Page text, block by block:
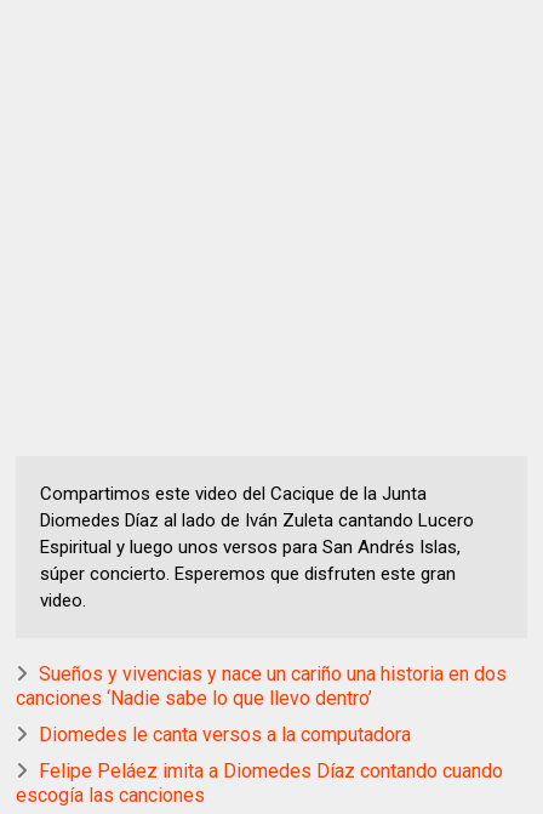
Compartimos este video del Cacique de la Junta
Diomedes Díaz al lado de Iván Zuleta cantando Lucero
Espiritual y luego unos versos para San Andrés Islas,
súper concierto. Esperemos que disfruten este gran
video.
Sueños y vivencias y nace un cariño una historia en dos
canciones ‘Nadie sabe lo que llevo dentro’
Diomedes le canta versos a la computadora
Felipe Peláez imita a Diomedes Díaz contando cuando
escogía las canciones